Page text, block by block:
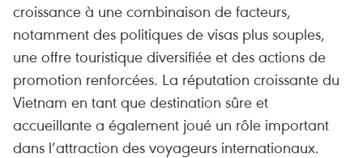
croissance à une combinaison de facteurs,
notamment des politiques de visas plus souples,
une offre touristique diversifiée et des actions de
promotion renforcées. La réputation croissante du
Vietnam en tant que destination sûre et
accueillante a également joué un rôle important
dans l’attraction des voyageurs internationaux.